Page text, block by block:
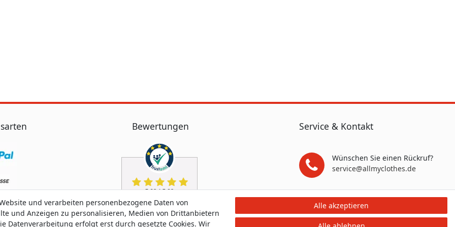
Bewertungen Service & Kontakt
Wünschen Sie einen Rückruf?
service@allmyclothes.de
Schreiben Sie uns:
service@allmyclothes.de
und verarbeiten personenbezogene Daten von
und Anzeigen zu personalisieren, Medien von Drittanbietern
Datenverarbeitung erfolgt erst durch gesetzte Cookies. Wir
Alle akzeptieren